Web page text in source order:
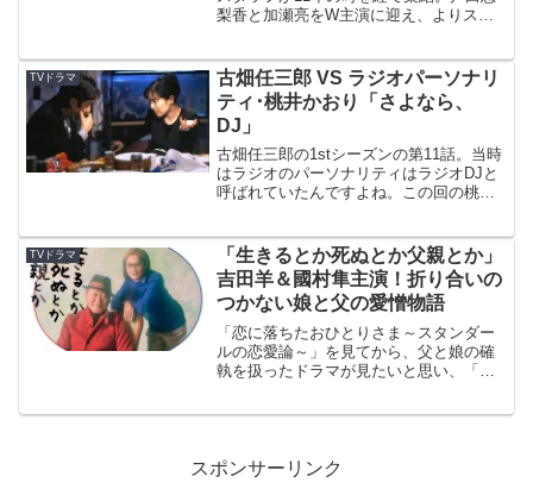
梨香と加瀬亮をW主演に迎え、よりスタ
対策係の当麻紗綾（戸田恵梨香）と瀬文
焚流（加瀬亮）。問題児...
TVドラマ
古畑任三郎 VS ラジオパーソナリ
ティ･桃井かおり「さよなら、
DJ」
古畑任三郎の1stシーズンの第11話。当時
はラジオのパーソナリティはラジオDJと
呼ばれていたんですよね。この回の桃井
とばしってて最高！男を取られた怨恨っ
ていうのも良い！...
TVドラマ
「生きるとか死ぬとか父親とか」
吉田羊＆國村隼主演！折り合いの
つかない娘と父の愛憎物語
「恋に落ちたおひとりさま～スタンダー
ルの恋愛論～」を見てから、父と娘の確
執を扱ったドラマが見たいと思い、「生
スポンサーリンク